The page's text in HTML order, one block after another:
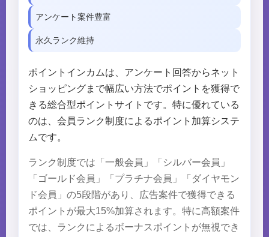
アンケート案件豊富
永久ランク維持
ポイントインカムは、アンケート回答からネット
ショッピングまで幅広い方法でポイントを獲得で
きる総合型ポイントサイトです。特に優れている
のは、会員ランク制度によるポイント加算システ
ムです。
ランク制度では「一般会員」「シルバー会員」
「ゴールド会員」「プラチナ会員」「ダイヤモン
ド会員」の5段階があり、広告案件で獲得できる
ポイントが最大15%加算されます。特に高額案件
では、ランクによるボーナスポイントが無視でき